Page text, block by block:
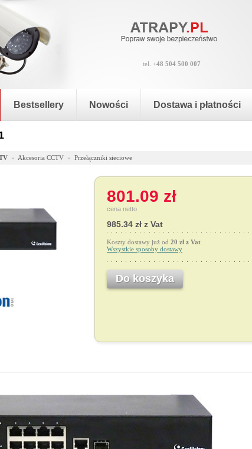
tel. +48 504 500 007
Bestsellery Nowości Dostawa i płatności
» Akcesoria CCTV » Przełączniki sieciowe
801.09 zł
cena netto
985.34 zł z Vat
Koszty dostawy już od 20 zł z Vat
Wszystkie sposoby dostawy
Do koszyka